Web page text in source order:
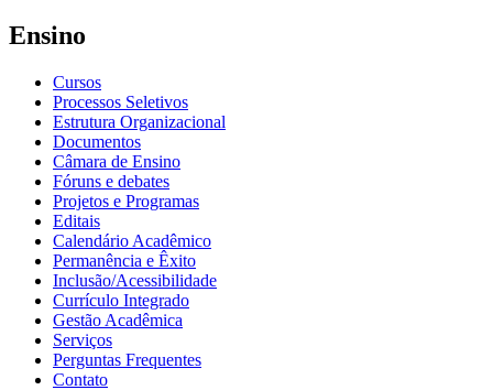
Ensino
Cursos
Processos Seletivos
Estrutura Organizacional
Documentos
Câmara de Ensino
Fóruns e debates
Projetos e Programas
Editais
Calendário Acadêmico
Permanência e Êxito
Inclusão/Acessibilidade
Currículo Integrado
Gestão Acadêmica
Serviços
Perguntas Frequentes
Contato